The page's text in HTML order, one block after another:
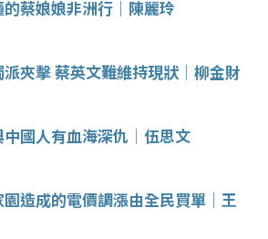
的蔡娘娘非洲行│陳麗玲
派夾擊 蔡英文難維持現狀│柳金財
中國人有血海深仇│伍思文
園造成的電價調漲由全民買單│王